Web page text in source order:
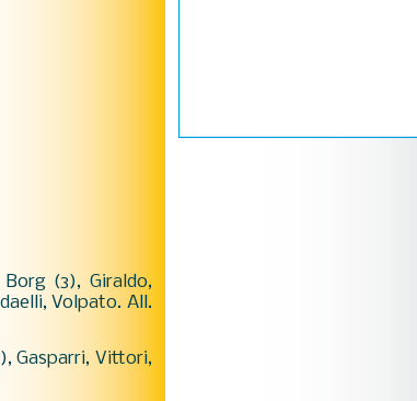
Borg (3), Giraldo,
Volpato. All.
Gasparri, Vittori,